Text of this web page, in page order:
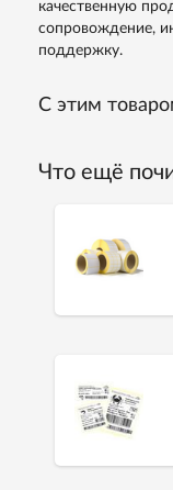
качественную
сопровождение,
поддержку.
С этим
Что ещё